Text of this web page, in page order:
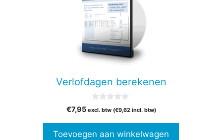
Verlofdagen berekenen
v
5
€7,95 excl. btw (€9,62incl. btw)
Toevoegen aan winkelwagen